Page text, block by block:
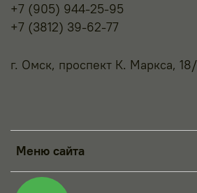
Меню сайта
+7 (905) 944-25-95
+7 (3812) 39-62-77
г. Омск, проспект К. Маркса,